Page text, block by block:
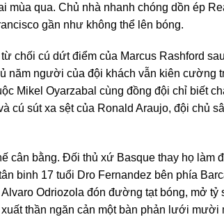
mùa qua. Chủ nhà nhanh chóng dồn ép
gần như không thể lên bóng.
chối cú dứt điểm của Marcus Rashford
năm người của đội khách vẫn kiên cường
Mikel Oyarzabal cùng đồng đội chỉ biết
cú sút xa sệt của Ronald Araujo, đội chủ
cân bằng. Đối thủ xứ Basque thay họ làm
binh 17 tuổi Dro Fernandez bên phía
Odriozola đón đường tạt bóng, mở tỷ
thần ngăn cản một bàn phản lưới mười